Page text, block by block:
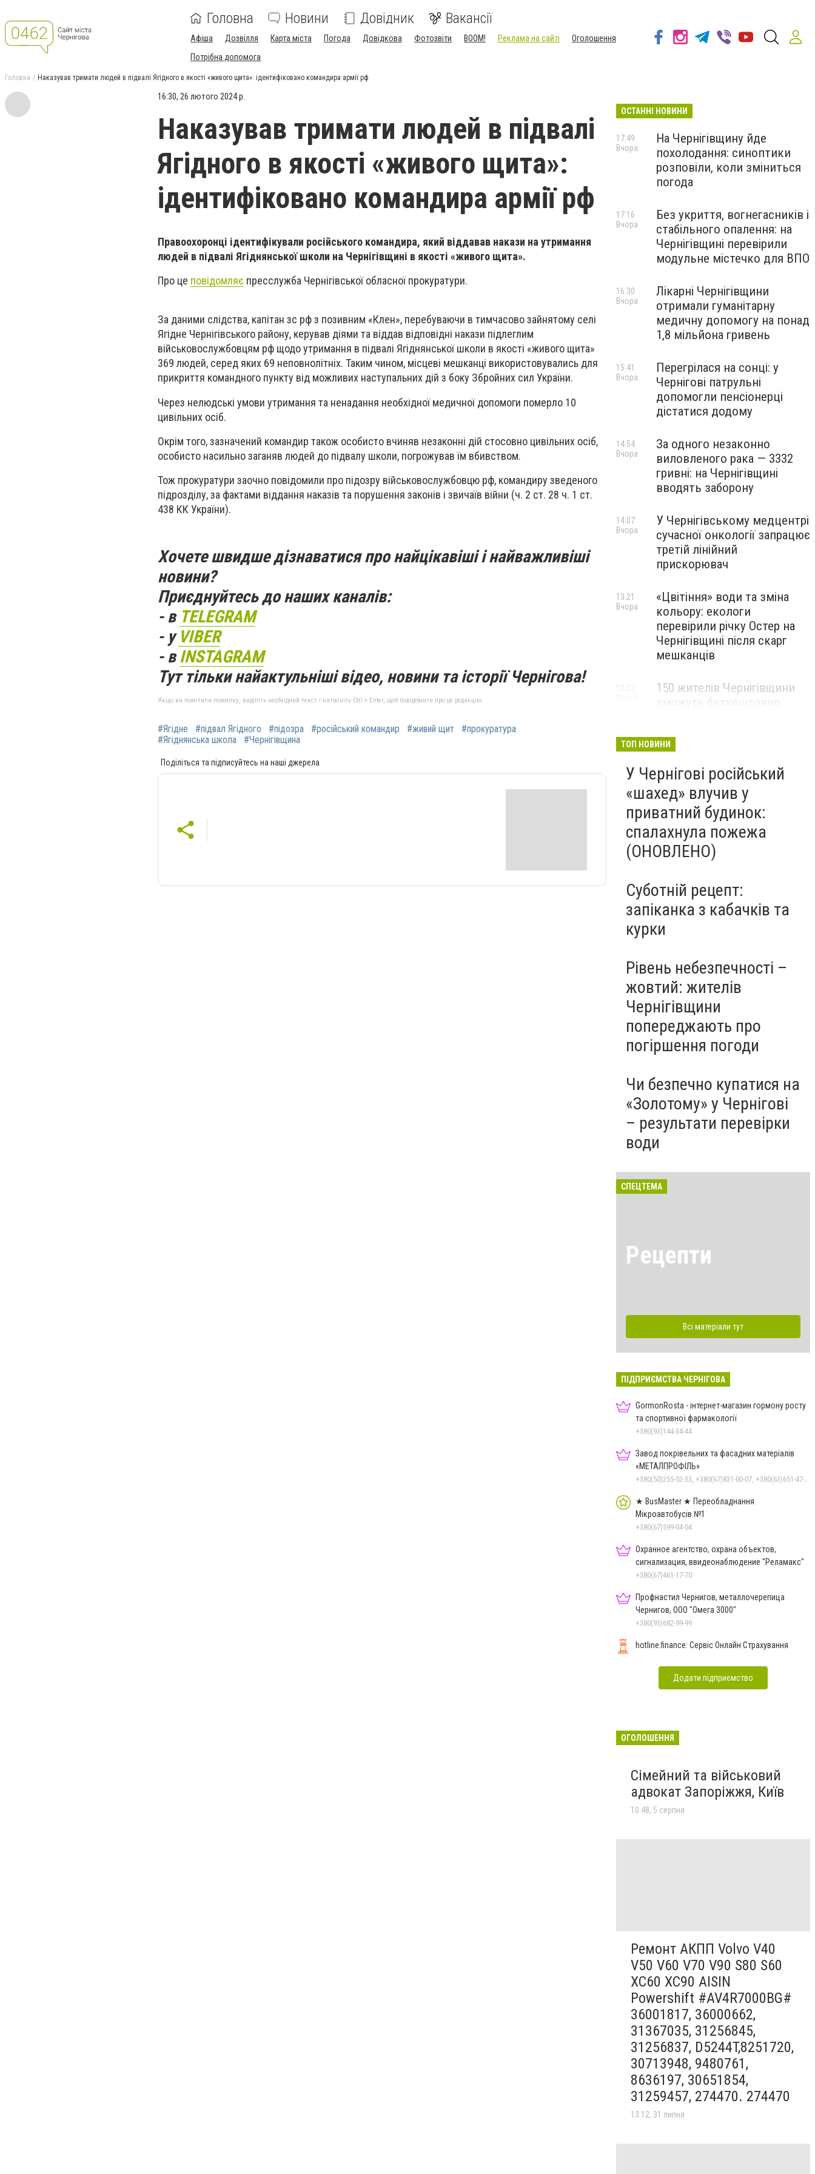
Головна Новини Довідник Вакансії
Афіша Дозвілля Карта міста Погода Довідкова Фотозвіти BOOM! Реклама на сайті
Оголошення
Потрібна допомога
Головна Наказував тримати людей в підвалі Ягідного в якості «живого щита»: ідентифіковано командира армії рф
16:30, 26 лютого 2024 р.
Наказував тримати людей в підвалі
Ягідного в якості «живого щита»:
ідентифіковано командира армії рф
Правоохоронці ідентифікували російського командира, який віддавав накази на утримання
людей в підвалі Ягіднянської школи на Чернігівщині в якості «живого щита».
Про це повідомляє пресслужба Чернігівської обласної прокуратури.
За даними слідства, капітан зс рф з позивним «Клен», перебуваючи в тимчасово зайнятому селі
Ягідне Чернігівського району, керував діями та віддав відповідні накази підлеглим
військовослужбовцям рф щодо утримання в підвалі Ягіднянської школи в якості «живого щита»
369 людей, серед яких 69 неповнолітніх. Таким чином, місцеві мешканці використовувались для
прикриття командного пункту від можливих наступальних дій з боку Збройних сил України.
Через нелюдські умови утримання та ненадання необхідної медичної допомоги померло 10
цивільних осіб.
Окрім того, зазначений командир також особисто вчиняв незаконні дій стосовно цивільних осіб,
особисто насильно заганяв людей до підвалу школи, погрожував їм вбивством.
Тож прокуратури заочно повідомили про підозру військовослужбовцю рф, командиру зведеного
підрозділу, за фактами віддання наказів та порушення законів і звичаїв війни (ч. 2 ст. 28 ч. 1 ст.
438 КК України).
Хочете швидше дізнаватися про найцікавіші і найважливіші
новини?
Приєднуйтесь до наших каналів:
- в TELEGRAM
- у VIBER
- вINSTAGRAM
Тут тільки найактульніші відео, новини та історії Чернігова!
Якщо ви помітили помилку, виділіть необхідний текст і натисніть Ctrl + Enter, щоб повідомити про це редакцію
#Ягідне #підвал Ягідного #підозра #російський командир #живий щит
#прокуратура
#Ягіднянська школа
#Чернігівщина
Поділіться та підписуйтесь на наші джерела
ОСТАННІ НОВИНИ
На Чернігівщину йде
похолодання: синоптики
розповіли, коли зміниться
погода
17:49
Вчора
Без укриття, вогнегасників і
стабільного опалення: на
Чернігівщині перевірили
модульне містечко для ВПО
17:16
Вчора
Лікарні Чернігівщини
отримали гуманітарну
медичну допомогу на понад
1,8 мільйона гривень
16:30
Вчора
Перегрілася на сонці: у
Чернігові патрульні
допомогли пенсіонерці
дістатися додому
15:41
Вчора
За одного незаконно
виловленого рака — 3332
гривні: на Чернігівщині
вводять заборону
14:54
Вчора
У Чернігівському медцентрі
сучасної онкології запрацює
третій лінійний
прискорювач
14:07
Вчора
«Цвітіння» води та зміна
кольору: екологи
перевірили річку Остер на
Чернігівщині після скарг
мешканців
13:21
Вчора
150 жителів Чернігівщини
зможуть безкоштовно
ТОП НОВИНИ
У Чернігові російський
«шахед» влучив у
приватний будинок:
спалахнула пожежа
(ОНОВЛЕНО)
Суботній рецепт:
запіканка з кабачків та
курки
Рівень небезпечності –
жовтий: жителів
Чернігівщини
попереджають про
погіршення погоди
Чи безпечно купатися на
«Золотому» у Чернігові
– результати перевірки
води
СПЕЦТЕМА
Рецепти
Всі матеріали тут
ПІДПРИЄМСТВА ЧЕРНІГОВА
GormonRosta - інтернет-магазин гормону росту
та спортивної фармакології
+380(93)144-34-44
Завод покрівельних та фасадних матеріалів
«МЕТАЛПРОФІЛЬ»
★ BusMaster ★ Переобладнання
Мікроавтобусів №1
+380(67)599-04-04
Охранное агентство, охрана объектов,
сигнализация, ввидеонаблюдение "Реламакс"
+380(67)461-17-70
Профнастил Чернигов, металлочерепица
Чернигов, ООО "Омега 3000"
+380(93)682-99-99
hotline.finance: Сервіс Онлайн Страхування
Додати підприємство
ОГОЛОШЕННЯ
Сімейний та військовий
адвокат Запоріжжя, Київ
10:48, 5 серпня
Ремонт АКПП Volvo V40
V50 V60 V70 V90 S80 S60
XC60 XC90 AISIN
Powershift #AV4R7000BG#
36001817, 36000662,
31367035, 31256845,
31256837, D5244T,8251720,
30713948, 9480761,
8636197, 30651854,
31259457, 274470. 274470
13:12, 31 липня